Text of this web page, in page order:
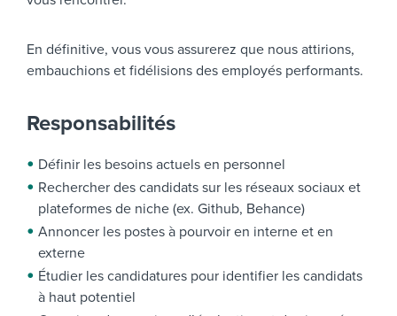
En définitive, vous vous assurerez que nous attirions,
embauchions et fidélisions des employés performants.
Responsabilités
Définir les besoins actuels en personnel
Rechercher des candidats sur les réseaux sociaux et
plateformes de niche (ex. Github, Behance)
Annoncer les postes à pourvoir en interne et en
externe
Étudier les candidatures pour identifier les candidats
à haut potentiel